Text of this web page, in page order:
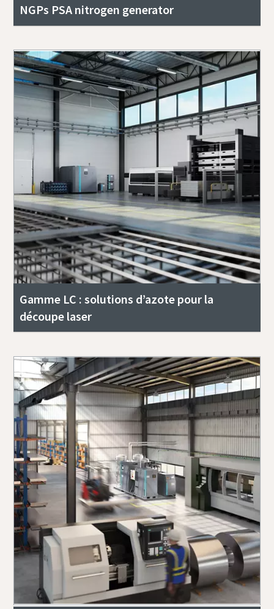
NGPs PSA nitrogen generator
Gamme LC : solutions d’azote pour la
découpe laser